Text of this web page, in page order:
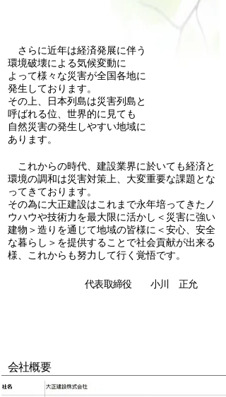
さらに近年は経済発展に伴う
環境破壊による気候変動に
よって様々な災害が全国各地に
発生しております。
その上、日本列島は災害列島と
呼ばれる位、世界的に見ても
自然災害の発生しやすい地域に
あります。
これからの時代、建設業界に於いても経済と
環境の調和は災害対策上、大変重要な課題とな
ってきております。
その為に大正建設はこれまで永年培ってきたノ
ウハウや技術力を最大限に活かし ＜災害に強い
建物＞造りを通じて地域の皆様に＜安心、安全
な暮らし＞を提供することで社会貢献が出来る
様、これからも努力して行く覚悟です。
代表取締役 小川 正允
会社概要